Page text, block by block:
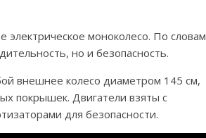
моноколесо. По словам
но и безопасность.
внешнее колесо диаметром 145 см,
покрышек. Двигатели взяты с
для безопасности.